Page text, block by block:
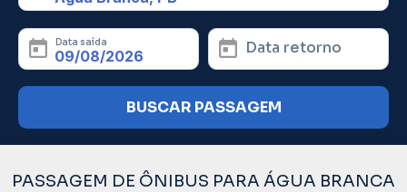
Data saída Data retorno
BUSCAR PASSAGEM
PASSAGEM DE ÔNIBUS PARA ÁGUA BRANCA